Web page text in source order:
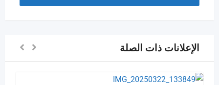
الإعلانات ذات الصلة